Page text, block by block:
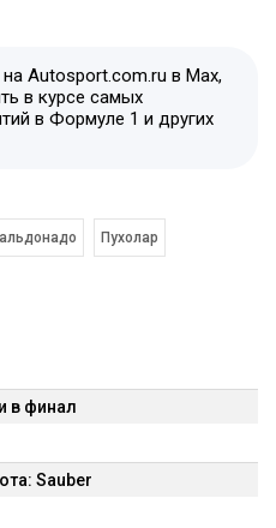
Autosport.com.ru в Max,
в курсе самых
в Формуле 1 и других
Пухолар
в финал
Sauber